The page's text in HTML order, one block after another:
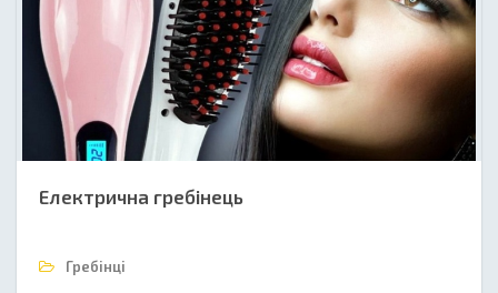
Електрична гребінець
Гребінці